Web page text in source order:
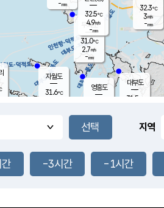
풍도
3.1m/s
무의도
31.0℃
2.7m/s
-mm
영흥도
자월도
31.6℃
-mm
대부도
31.5
32.5℃
4.9m/s
-mm
32.3℃
3m/s
-mm
지역
-3시간 -1시간